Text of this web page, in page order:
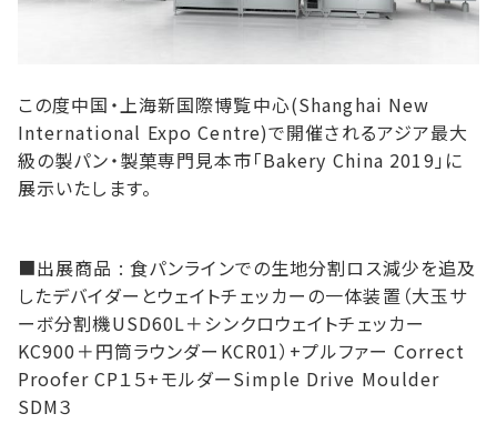
この度中国・上海新国際博覧中心(Shanghai New
International Expo Centre)で開催されるアジア最大
級の製パン・製菓専門見本市「Bakery China 2019」に
展示いたします。
■出展商品 : 食パンラインでの生地分割ロス減少を追及
したデバイダーとウェイトチェッカーの一体装置（大玉サ
ーボ分割機USD60L＋シンクロウェイトチェッカー
KC900＋円筒ラウンダーKCR01）+プルファー Correct
Proofer CP１５+モルダーSimple Drive Moulder
SDM３